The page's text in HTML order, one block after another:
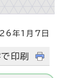
年1月7日
印刷